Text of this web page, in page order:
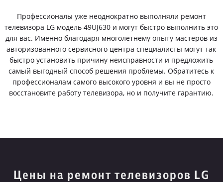
Профессионалы уже неоднократно выполняли ремонт
телевизора LG модель 49UJ630 и могут быстро выполнить это
для вас. Именно благодаря многолетнему опыту мастеров из
авторизованного сервисного центра специалисты могут так
быстро установить причину неисправности и предложить
самый выгодный способ решения проблемы. Обратитесь к
профессионалам самого высокого уровня и вы не просто
восстановите работу телевизора, но и получите гарантию.
Цены на ремонт телевизоров LG